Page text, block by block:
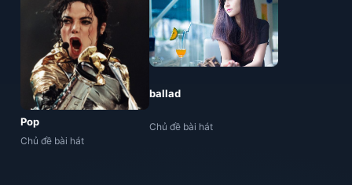
Pop
Chủ đề bài hát
ballad
Chủ đề bài hát